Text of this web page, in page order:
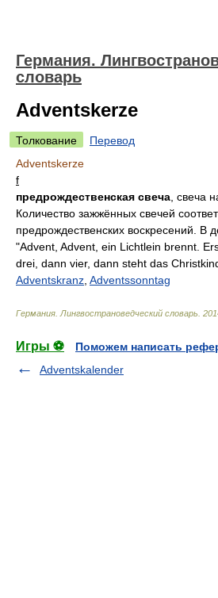
Германия.
словарь
Adventskerze
Толкование
Перевод
Adventskerze
f
предрождественская свеча , свеча
Количество зажжённых свечей
предрождественских воскресений. В
"Advent, Advent, ein Lichtlein brennt.
drei, dann vier, dann steht das
Adventskranz Adventssonntag
Германия. Лингвострановедческий словарь
Игры ⚽
Поможем написать
Adventskalender